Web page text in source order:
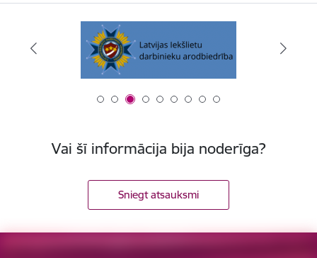
Vai šī informācija bija noderīga?
Sniegt atsauksmi